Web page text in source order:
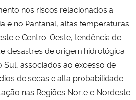
nos riscos relacionados a
e no Pantanal, altas temperaturas
e Centro-Oeste, tendência de
desastres de origem hidrológica
Sul, associados ao excesso de
de secas e alta probabilidade
nas Regiões Norte e Nordeste